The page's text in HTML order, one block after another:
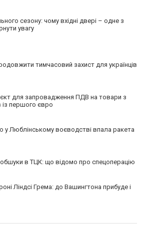
сезону: чому вхідні двері – одне з
увагу
тимчасовий захист для українців
для запровадження ПДВ на товари з
із першого євро
у Люблінському воєводстві впала ракета
обшуки в ТЦК: що відомо про спецоперацію
Ліндсі Грема: до Вашингтона прибуде і